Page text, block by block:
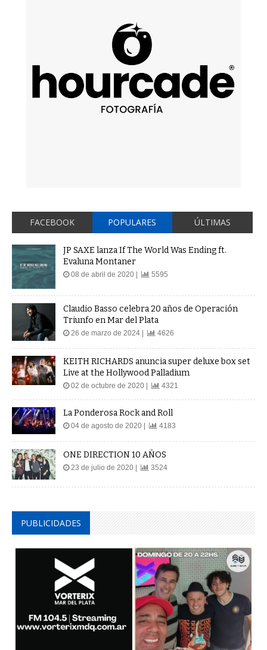
FACEBOOK POPULARES ÚLTIMAS
JP SAXE lanza If The World Was Ending ft.
Evaluna Montaner
08 de abril de 2020 | 5595
Claudio Basso celebra 20 años de Operación
Triunfo en Mar del Plata
26 de marzo de 2024 | 4626
KEITH RICHARDS anuncia super deluxe box set
Live at the Hollywood Palladium
02 de octubre de 2020 | 4321
La Ponderosa Rock and Roll
04 de agosto de 2020 | 4183
ONE DIRECTION 10 AÑOS
23 de julio de 2020 | 3524
PUBLICIDADES